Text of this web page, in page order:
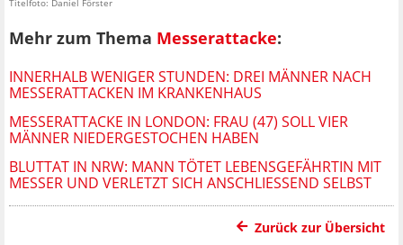
Titelfoto: Daniel Förster
Mehr zum Thema Messerattacke:
INNERHALB WENIGER STUNDEN: DREI MÄNNER NACH
MESSERATTACKEN IM KRANKENHAUS
MESSERATTACKE IN LONDON: FRAU (47) SOLL VIER
MÄNNER NIEDERGESTOCHEN HABEN
BLUTTAT IN NRW: MANN TÖTET LEBENSGEFÄHRTIN MIT
MESSER UND VERLETZT SICH ANSCHLIESSEND SELBST
Zurück zur Übersicht